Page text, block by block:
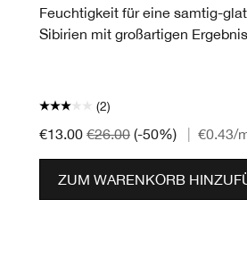
Feuchtigkeit für eine samtig-
Sibirien mit großartigen
(2)
€13.00 €26.00 (-50%) €0.43/
ZUM WARENKORB